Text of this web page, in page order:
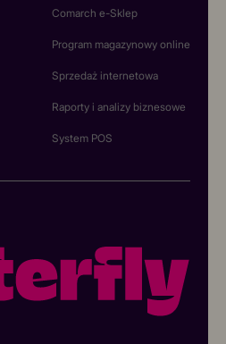
Comarch e-Sklep
Program magazynowy online
Sprzedaż internetowa
Raporty i analizy biznesowe
System POS